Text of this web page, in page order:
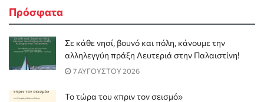
Πρόσφατα
Σε κάθε νησί, βουνό και πόλη, κάνουμε την
αλληλεγγύη πράξη Λευτεριά στην Παλαιστίνη!
7 ΑΥΓΟΥΣΤΟΥ 2026
Το τώρα του «πριν τον σεισμό»